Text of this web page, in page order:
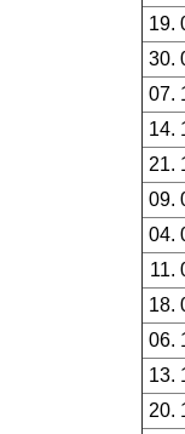
19.
30.
07.
14.
21.
09.
04.
11.
18.
06.
13.
20.